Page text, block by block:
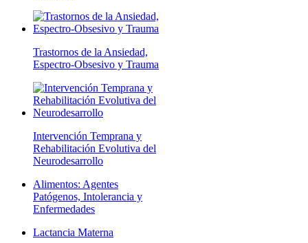
Trastornos de la Ansiedad,
Espectro-Obsesivo y Trauma
Intervención Temprana y
Rehabilitación Evolutiva del
Neurodesarrollo
Alimentos: Agentes
Patógenos, Intolerancia y
Enfermedades
Lactancia Materna